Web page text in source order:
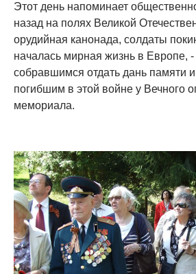
Этот день напоминает
назад на полях Великой
орудийная канонада, солдаты
началась мирная жизнь в Европе, -
собравшимся отдать дань памяти
погибшим в этой войне у Вечного
мемориала.